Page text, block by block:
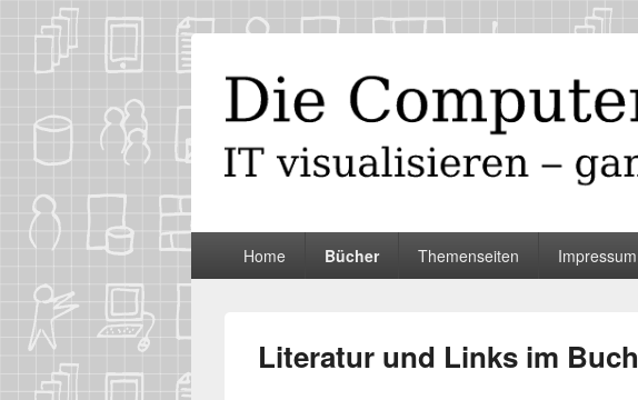
Die Computermaler
PrimäresHome Bücher Themenseiten Impressum
Literatur und Links im Buch